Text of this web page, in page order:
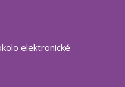
elektronické